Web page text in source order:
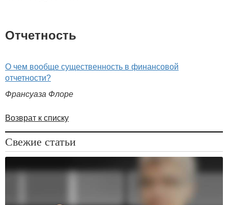
Отчетность
О чем вообще существенность в финансовой
отчетности?
Франсуаза Флоре
Возврат к списку
Свежие статьи